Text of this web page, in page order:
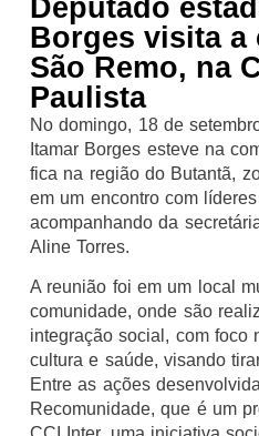
Deputado
Borges visita a
São Remo, na
Paulista
No domingo, 18 de
Itamar Borges esteve na
fica na região do Butantã,
em um encontro com
acompanhando da
Aline Torres.
A reunião foi em um local
comunidade, onde são
integração social, com foco
cultura e saúde, visando
Entre as ações
Recomunidade, que é um